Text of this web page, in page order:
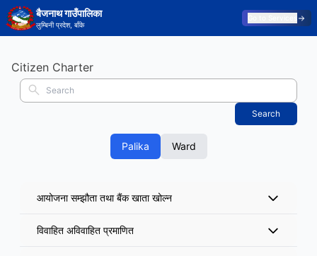
बैजनाथ गाउँपालिका
लुम्बिनी प्रदेश, बाँके
Citizen Charter
Search
Palika Ward
आयोजना सम्झौता तथा बैंक खाता खोल्न
विवाहित अविवाहित प्रमाणित